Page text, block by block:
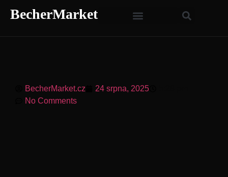
BecherMarket
BecherMarket.cz 24 srpna, 2025
No Comments